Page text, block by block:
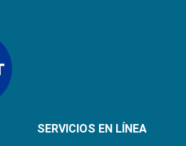
SERVICIOS EN LÍNEA